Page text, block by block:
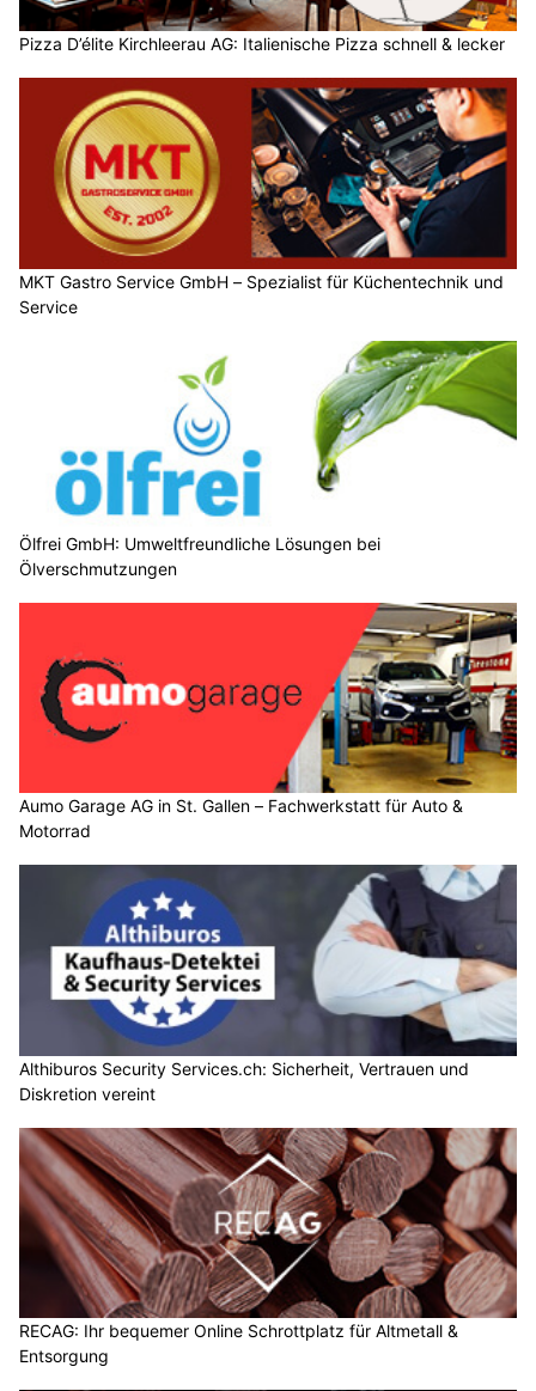
Pizza D’élite Kirchleerau AG: Italienische Pizza schnell & lecker
MKT Gastro Service GmbH – Spezialist für Küchentechnik und
Service
Ölfrei GmbH: Umweltfreundliche Lösungen bei
Ölverschmutzungen
Aumo Garage AG in St. Gallen – Fachwerkstatt für Auto &
Motorrad
Althiburos Security Services.ch: Sicherheit, Vertrauen und
Diskretion vereint
RECAG: Ihr bequemer Online Schrottplatz für Altmetall &
Entsorgung